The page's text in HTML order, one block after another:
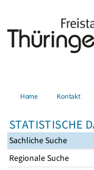
Home Kontakt
STATISTISCHE
Sachliche Suche
Regionale Suche